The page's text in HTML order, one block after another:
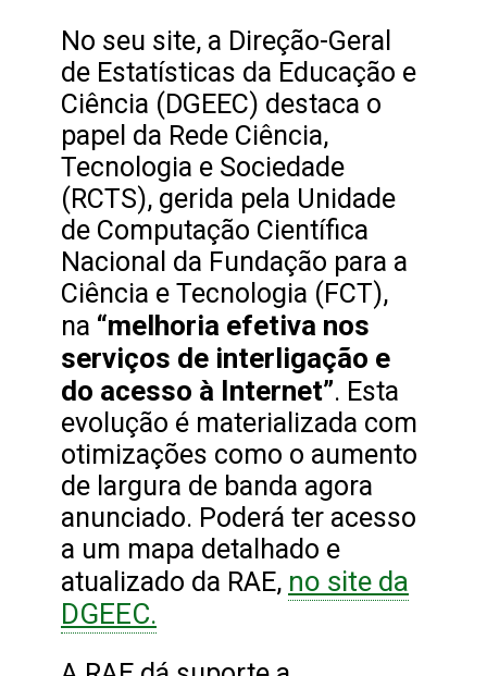
No seu site, a Direção-Geral
de Estatísticas da Educação e
Ciência (DGEEC) destaca o
papel da Rede Ciência,
Tecnologia e Sociedade
(RCTS), gerida pela Unidade
de Computação Científica
Nacional da Fundação para a
Ciência e Tecnologia (FCT),
na “melhoria efetiva nos
serviços de interligação e
do acesso à Internet”. Esta
evolução é materializada com
otimizações como o aumento
de largura de banda agora
anunciado. Poderá ter acesso
a um mapa detalhado e
atualizado da RAE, no site da
DGEEC.